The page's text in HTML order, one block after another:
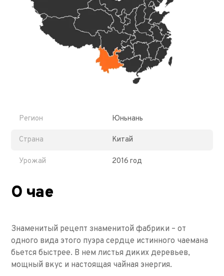
Регион Юньнань
Страна Китай
Урожай 2016 год
О чае
Знаменитый рецепт знаменитой фабрики – от
одного вида этого пуэра сердце истинного чаемана
бьется быстрее. В нем листья диких деревьев,
мощный вкус и настоящая чайная энергия.